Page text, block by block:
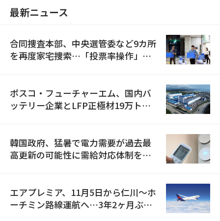
最新ニュース
合同捜査本部、中央選管委など9カ所
を再度家宅捜索…「投票率操作」の
ポスコ・フューチャーエム、国内バ
ッテリー企業とLFP正極材19万トン
韓国政府、猛暑で電力需要が過去最
高更新の可能性に需給対応体制を点
エアプレミア、11月5日から仁川〜ホ
ーチミン路線運航へ…3年2ヶ月ぶり